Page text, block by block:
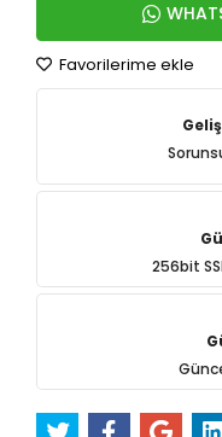
Favorilerime ekle
256bit